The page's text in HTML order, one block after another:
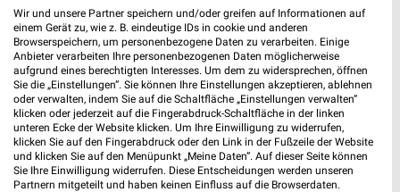
Uetersen und Umgebung
Aug.
03Mo 04 Di 05Mi 06 Do 07Fr
NETTO - Angebote ab 03.08.
Wir und unsere Partner speichern und/oder greifen auf Informationen auf
einem Gerät zu, wie z. B. eindeutige IDs in cookie und anderen
Browserspeichern, um personenbezogene Daten zu verarbeiten. Einige
Anbieter verarbeiten Ihre personenbezogenen Daten möglicherweise
aufgrund eines berechtigten Interesses. Um dem zu widersprechen, öffnen
Sie die „Einstellungen“. Sie können Ihre Einstellungen akzeptieren, ablehnen
oder verwalten, indem Sie auf die Schaltfläche „Einstellungen verwalten“
klicken oder jederzeit auf die Fingerabdruck-Schaltfläche in der linken
unteren Ecke der Website klicken. Um Ihre Einwilligung zu widerrufen,
klicken Sie auf den Fingerabdruck oder den Link in der Fußzeile der Website
und klicken Sie auf den Menüpunkt „Meine Daten“. Auf dieser Seite können
Sie Ihre Einwilligung widerrufen. Diese Entscheidungen werden unseren
Partnern mitgeteilt und haben keinen Einfluss auf die Browserdaten.